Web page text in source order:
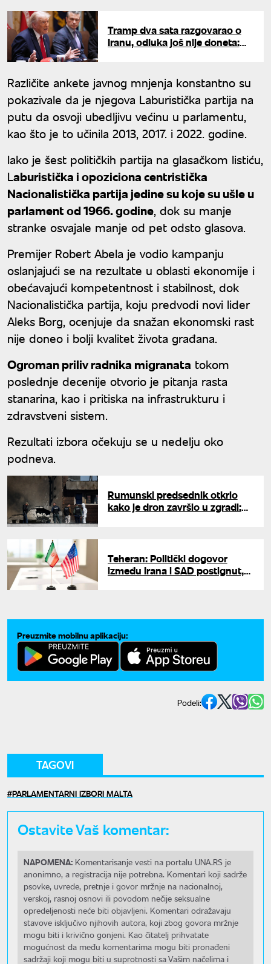
Tramp dva sata razgovarao o
Iranu, odluka još nije doneta:
Različite ankete javnog mnjenja konstantno su
pokazivale da je njegova Laburistička partija na
putu da osvoji ubedljivu većinu u parlamentu,
kao što je to učinila 2013, 2017. i 2022. godine.
Iako je šest političkih partija na glasačkom listiću,
Laburistička i opoziciona centristička
Nacionalistička partija jedine su koje su ušle u
parlament od 1966. godine, dok su manje
stranke osvajale manje od pet odsto glasova.
Premijer Robert Abela je vodio kampanju
oslanjajući se na rezultate u oblasti ekonomije i
obećavajući kompetentnost i stabilnost, dok
Nacionalistička partija, koju predvodi novi lider
Aleks Borg, ocenjuje da snažan ekonomski rast
nije doneo i bolji kvalitet života građana.
Ogroman priliv radnika migranata tokom
poslednje decenije otvorio je pitanja rasta
stanarina, kao i pritiska na infrastrukturu i
zdravstveni sistem.
Rezultati izbora očekuju se u nedelju oko
podneva.
Rumunski predsednik otkrio
kako je dron završio u zgradi:
Teheran: Politički dogovor
između Irana i SAD postignut,
Preuzmite mobilnu aplikaciju:
Podeli:
TAGOVI
PARLAMENTARNI IZBORI MALTA
Ostavite Vaš komentar:
NAPOMENA: Komentarisanje vesti na portalu UNA.RS je
anonimno, a registracija nije potrebna. Komentari koji sadrže
psovke, uvrede, pretnje i govor mržnje na nacionalnoj,
verskoj, rasnoj osnovi ili povodom nečije seksualne
opredeljenosti neće biti objavljeni. Komentari odražavaju
stavove isključivo njihovih autora, koji zbog govora mržnje
mogu biti i krivično gonjeni. Kao čitatelj prihvatate
mogućnost da među komentarima mogu biti pronađeni
sadržaji koji mogu biti u suprotnosti sa Vašim načelima i